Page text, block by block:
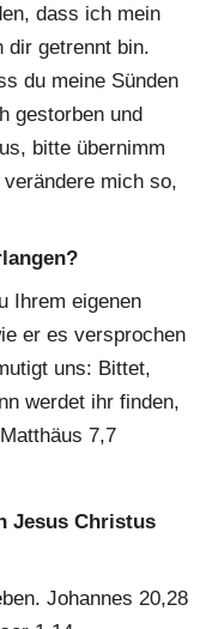
dass ich mein
dir getrennt bin.
du meine Sünden
gestorben und
bitte übernimm
mich so,
Ihrem eigenen
er es versprochen
uns: Bittet,
werdet ihr finden,
7,7
Jesus Christus
Johannes 20,28